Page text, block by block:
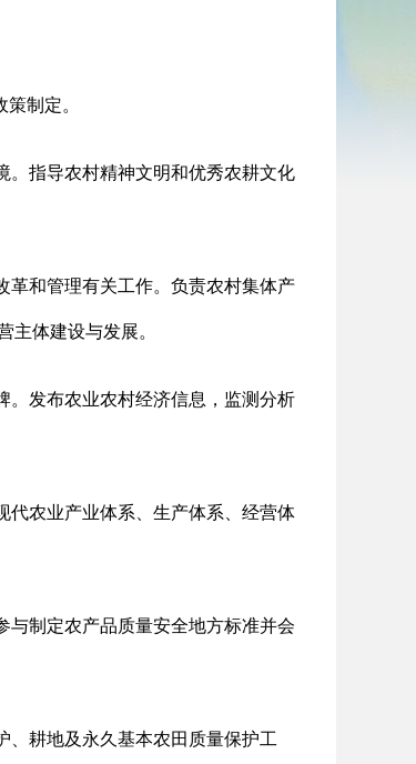
制定。
。指导农村精神文明和优秀农耕文化
革和管理有关工作。负责农村集体产
主体建设与发展。
。发布农业农村经济信息，监测分析
代农业产业体系、生产体系、经营体
与制定农产品质量安全地方标准并会
、耕地及永久基本农田质量保护工